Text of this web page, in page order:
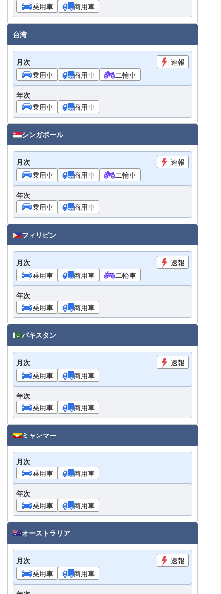
乗用車
商用車
台湾
月次
速報
乗用車
商用車 二輪車
年次
乗用車
商用車
シンガポール
月次
速報
乗用車
商用車 二輪車
年次
乗用車
商用車
フィリピン
月次
速報
乗用車
商用車 二輪車
年次
乗用車
商用車
パキスタン
月次
速報
乗用車
商用車
年次
乗用車
商用車
ミャンマー
月次
乗用車
商用車
年次
乗用車
商用車
オーストラリア
月次
速報
乗用車
商用車